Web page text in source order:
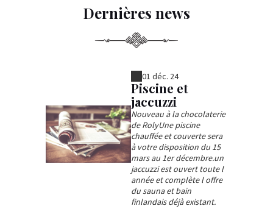
Dernières news
01 déc. 24
Piscine et
jaccuzzi
Nouveau à la chocolaterie
de RolyUne piscine
chauffée et couverte sera
à votre disposition du 15
mars au 1er décembre.un
jaccuzzi est ouvert toute l
année et complète l offre
du sauna et bain
finlandais déjà existant.